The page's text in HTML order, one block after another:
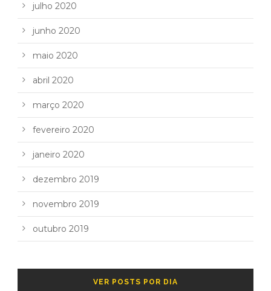
julho 2020
junho 2020
maio 2020
abril 2020
março 2020
fevereiro 2020
janeiro 2020
dezembro 2019
novembro 2019
outubro 2019
VER POSTS POR DIA